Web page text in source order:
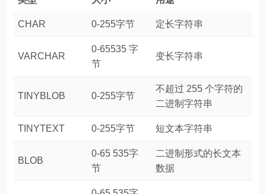
CHAR 0-255字节 定长字符串
VARCHAR
0-65535 字
节
变长字符串
TINYBLOB 0-255字节
不超过 255 个字符的
二进制字符串
TINYTEXT 0-255字节 短文本字符串
BLOB
0-65 535字
节
二进制形式的长文本
数据